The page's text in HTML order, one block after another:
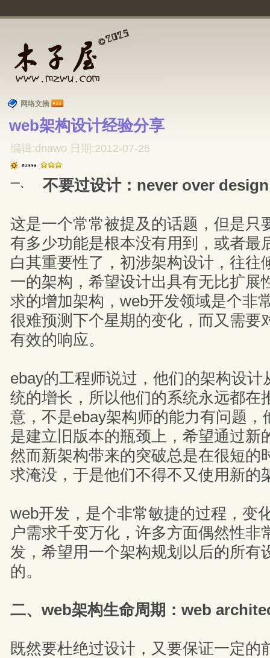
网络文摘
web架构设计经验分享
编辑:dnawo 日期:2012-07-25
一、 不要过设计：never over design
这是一个常常被提及的话题，但是只
有多少功能是根本没有用到，或者最
白其重要性了，初涉架构设计，往往
一的架构，希望设计出具有无比扩展
求的增加架构，web开发领域是个非
很难预测下个星期的变化，而又需要
有效的响应。
ebay的工程师说过，他们的架构设计
统的增长，所以他们的系统永远都在
意，不是ebay架构师的能力有问题，
是建立旧版本的瓶颈上，希望通过新
然而新架构带来的突破总是在很短的
求淹没，于是他们不得不又使用新的
web开发，是个非常敏捷的过程，变
户需求千变万化，许多方面偶然性非
发，希望用一个架构规划以后的所有
的。
二、web架构生命周期：web
既然要杜绝过设计，又要保证一定的